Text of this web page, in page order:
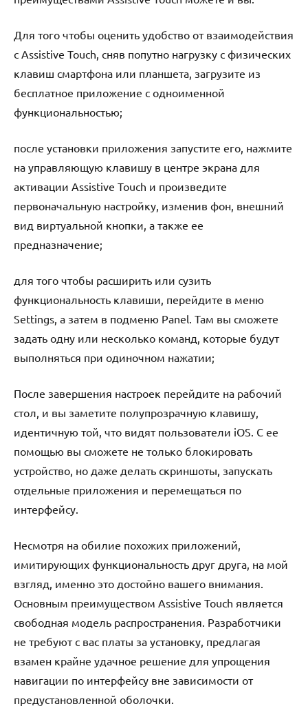
Для того чтобы оценить удобство от взаимодействия
с Assistive Touch, сняв попутно нагрузку с физических
клавиш смартфона или планшета, загрузите из
бесплатное приложение с одноименной
функциональностью;
после установки приложения запустите его, нажмите
на управляющую клавишу в центре экрана для
активации Assistive Touch и произведите
первоначальную настройку, изменив фон, внешний
вид виртуальной кнопки, а также ее
предназначение;
для того чтобы расширить или сузить
функциональность клавиши, перейдите в меню
Settings, а затем в подменю Panel. Там вы сможете
задать одну или несколько команд, которые будут
выполняться при одиночном нажатии;
После завершения настроек перейдите на рабочий
стол, и вы заметите полупрозрачную клавишу,
идентичную той, что видят пользователи iOS. С ее
помощью вы сможете не только блокировать
устройство, но даже делать скриншоты, запускать
отдельные приложения и перемещаться по
интерфейсу.
Несмотря на обилие похожих приложений,
имитирующих функциональность друг друга, на мой
взгляд, именно это достойно вашего внимания.
Основным преимуществом Assistive Touch является
свободная модель распространения. Разработчики
не требуют с вас платы за установку, предлагая
взамен крайне удачное решение для упрощения
навигации по интерфейсу вне зависимости от
предустановленной оболочки.